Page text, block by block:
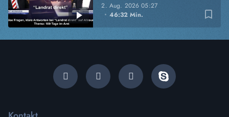
bookmark_border
2. Aug. 202605:27
46:32 Min.